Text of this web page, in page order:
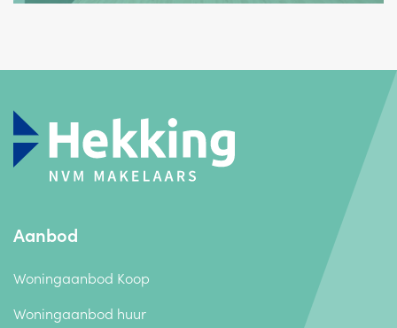
Aanbod
Woningaanbod Koop
Woningaanbod huur